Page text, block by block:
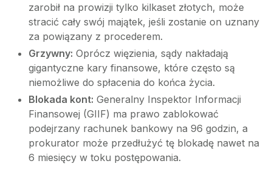
zarobił na prowizji tylko kilkaset złotych, może
stracić cały swój majątek, jeśli zostanie on uznany
za powiązany z procederem.
Grzywny: Oprócz więzienia, sądy nakładają
gigantyczne kary finansowe, które często są
niemożliwe do spłacenia do końca życia.
Blokada kont: Generalny Inspektor Informacji
Finansowej (GIIF) ma prawo zablokować
podejrzany rachunek bankowy na 96 godzin, a
prokurator może przedłużyć tę blokadę nawet na
6 miesięcy w toku postępowania.